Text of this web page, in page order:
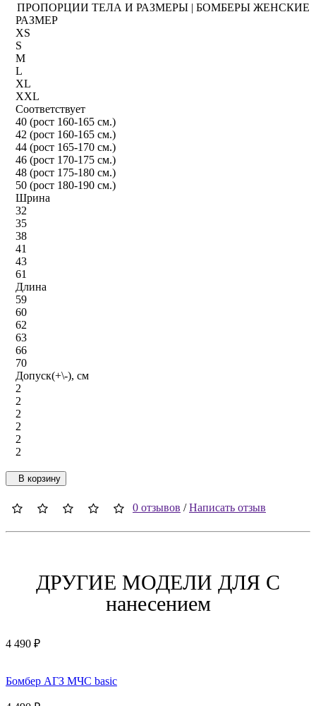
ПРОПОРЦИИ ТЕЛА И РАЗМЕРЫ | БОМБЕРЫ ЖЕНСКИЕ
РАЗМЕР
XS
S
M
L
XL
XXL
Соответствует
40 (рост 160-165 см.)
42 (рост 160-165 см.)
44 (рост 165-170 см.)
46 (рост 170-175 см.)
48 (рост 175-180 см.)
50 (рост 180-190 см.)
Шрина
32
35
38
41
43
61
Длина
59
60
62
63
66
70
Допуск(+\-), см
2
2
2
2
2
2
В корзину
0 отзывов /Написать отзыв
ДРУГИЕ МОДЕЛИ ДЛЯ C
нанесением
4 490 ₽
Бомбер АГЗ МЧС basic